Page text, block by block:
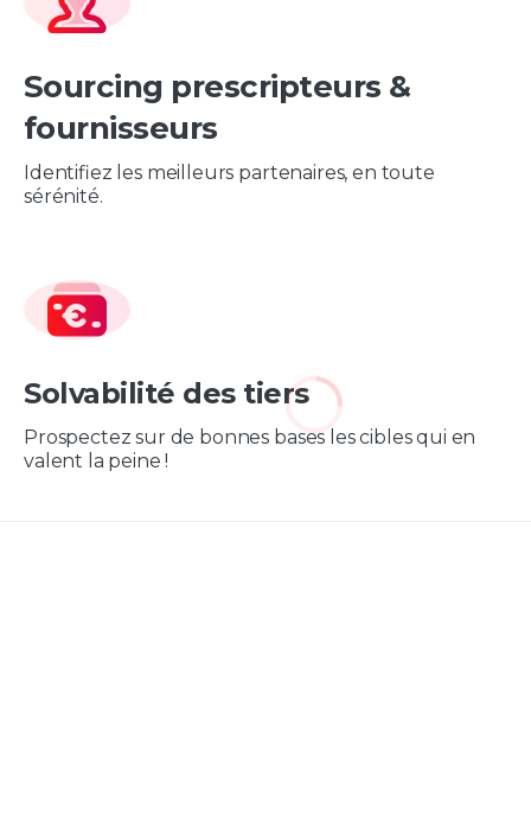
Sourcing prescripteurs &
fournisseurs
Identifiez les meilleurs partenaires, en toute
sérénité.
Solvabilité des tiers
Prospectez sur de bonnes bases les cibles qui en
valent la peine !